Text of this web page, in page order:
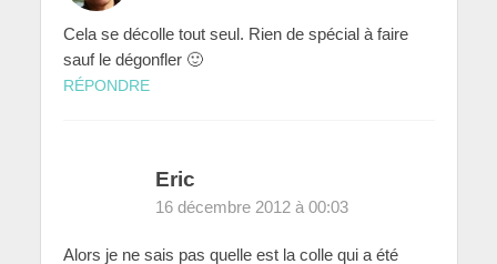
Cela se décolle tout seul. Rien de spécial à faire
sauf le dégonfler 🙂
RÉPONDRE
Eric
16 décembre 2012 à 00:03
Alors je ne sais pas quelle est la colle qui a été